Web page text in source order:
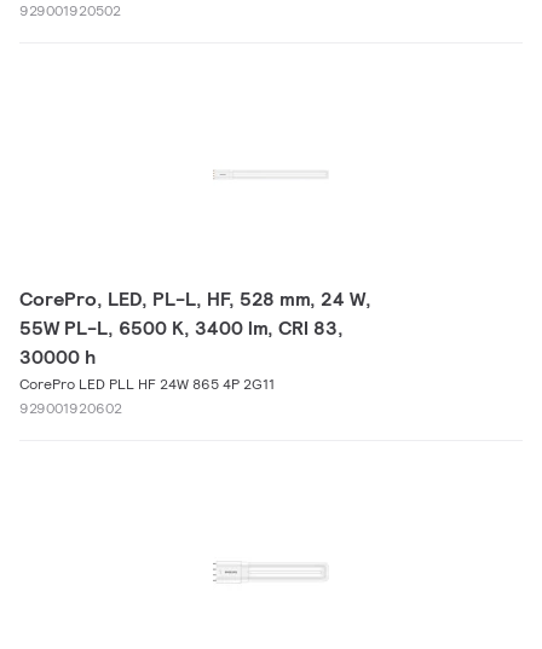
929001920502
CorePro, LED, PL-L, HF, 528 mm, 24 W,
55W PL-L, 6500 K, 3400 lm, CRI 83,
30000 h
CorePro LED PLL HF 24W 865 4P 2G11
929001920602